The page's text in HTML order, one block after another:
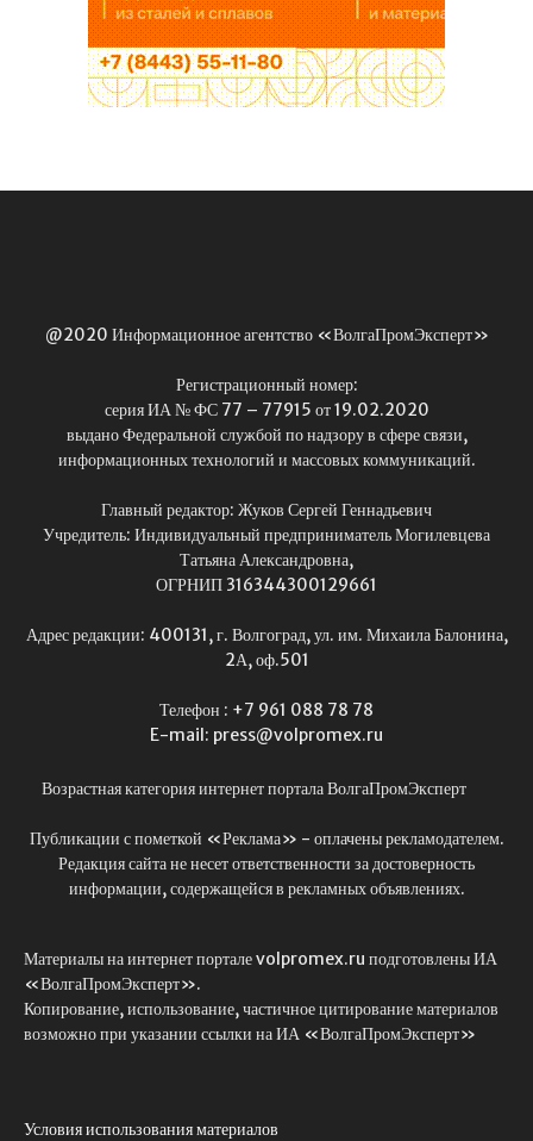
@2020 Информационное агентство «ВолгаПромЭксперт»
Регистрационный номер:
серия ИА № ФС 77 – 77915 от 19.02.2020
выдано Федеральной службой по надзору в сфере связи,
информационных технологий и массовых коммуникаций.
Главный редактор: Жуков Сергей Геннадьевич
Учредитель: Индивидуальный предприниматель Могилевцева
Татьяна Александровна,
ОГРНИП 316344300129661
Адрес редакции: 400131, г. Волгоград, ул. им. Михаила Балонина,
2А, оф.501
Телефон : +7 961 088 78 78
E-mail: press@volpromex.ru
Возрастная категория интернет портала ВолгаПромЭксперт
Публикации с пометкой «Реклама» - оплачены рекламодателем.
Редакция сайта не несет ответственности за достоверность
информации, содержащейся в рекламных объявлениях.
Материалы на интернет портале volpromex.ru подготовлены ИА
«ВолгаПромЭксперт».
Копирование, использование, частичное цитирование материалов
возможно при указании ссылки на ИА «ВолгаПромЭксперт»
Условия использования материалов